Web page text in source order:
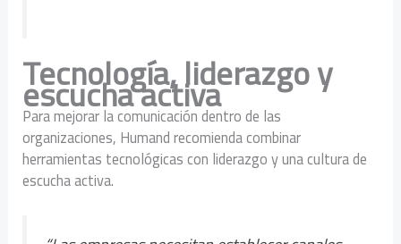
Tecnología, liderazgo y
escucha activa
Para mejorar la comunicación dentro de las
organizaciones, Humand recomienda combinar
herramientas tecnológicas con liderazgo y una cultura de
escucha activa.